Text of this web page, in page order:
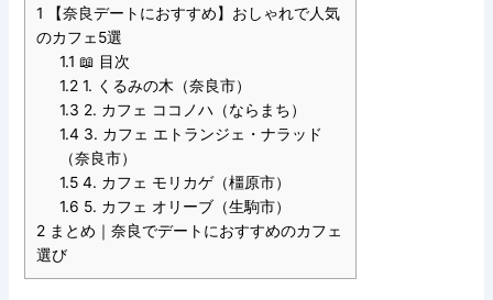
1 【奈良デートにおすすめ】おしゃれで人気
のカフェ5選
1.1 📖 目次
1.2 1. くるみの木（奈良市）
1.3 2. カフェ ココノハ（ならまち）
1.4 3. カフェ エトランジェ・ナラッド
（奈良市）
1.5 4. カフェ モリカゲ（橿原市）
1.6 5. カフェ オリーブ（生駒市）
2 まとめ｜奈良でデートにおすすめのカフェ
選び